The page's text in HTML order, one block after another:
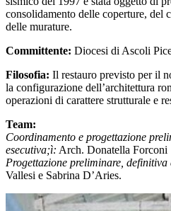
consolidamento delle coperture, del
delle murature.
Committente: Diocesi di Ascoli
Filosofia: Il restauro previsto per il
la configurazione dell’architettura
operazioni di carattere strutturale e
Team:
Coordinamento e progettazione
esecutiva;ì: Arch. Donatella Forconi
Progettazione preliminare, definitiva
Vallesi e Sabrina D’Aries.